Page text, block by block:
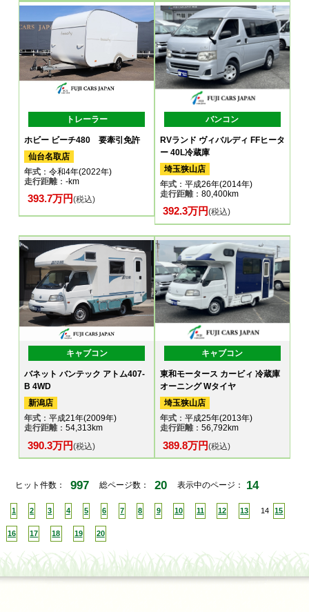
トレーラー
ホビー ビーチ480 要牽引免許
仙台名取店
年式 ：令和4年(2022年)
走行距離：-km
393.7万円(税込)
バンコン
RVランド ヴィバルディ FFヒータ
ー 40L冷蔵庫
埼玉狭山店
年式：平成26年(2014年)
走行距離：80,400km
392.3万円(税込)
キャブコン
バネット バンテック アトム407-
B 4WD
新潟店
年式 ：平成21年(2009年)
走行距離：54,313km
390.3万円(税込)
キャブコン
東和モータース カービィ 冷蔵庫
オーニング Wタイヤ
埼玉狭山店
年式：平成25年(2013年)
走行距離：56,792km
389.8万円(税込)
ヒット件数： 997 総ページ数： 20 表示中のページ： 14
1 2 3 4 5 6 7 8 9 10 11 12 13 14 15
16 17 18 19 20